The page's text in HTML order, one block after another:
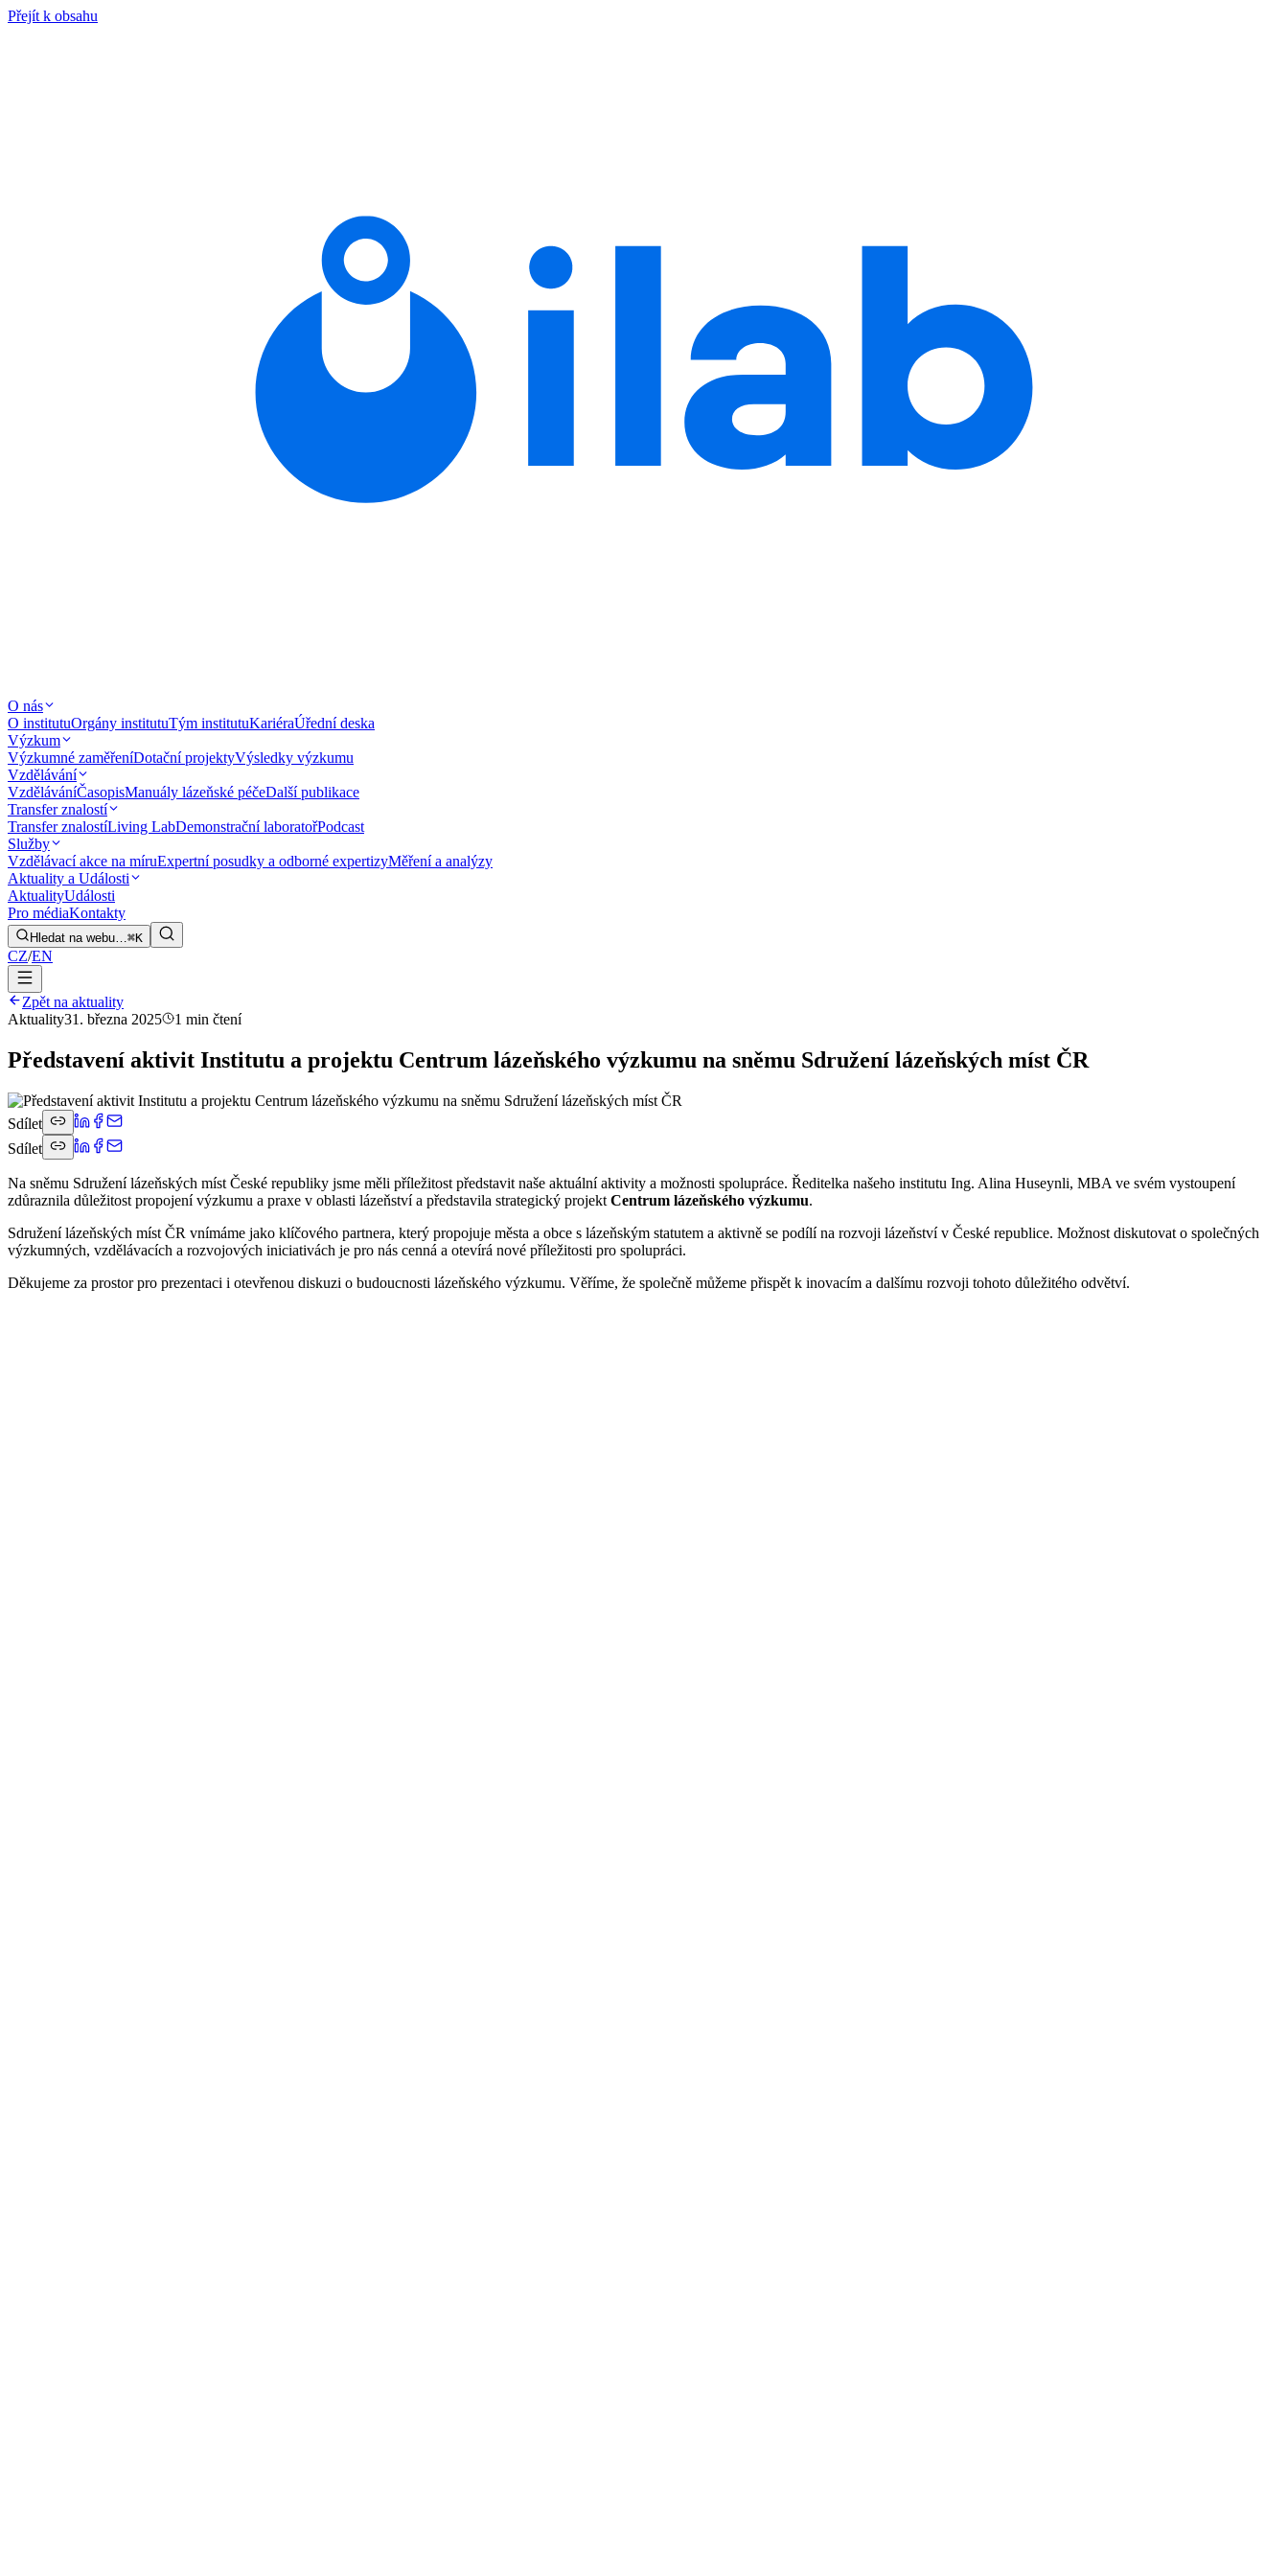
Přejít k obsahu
O nás
O institutuOrgány institutuTým institutuKariéraÚřední deska
Výzkum
Výzkumné zaměřeníDotační projektyVýsledky výzkumu
Vzdělávání
VzděláváníČasopisManuály lázeňské péčeDalší publikace
Transfer znalostí
Transfer znalostíLiving LabDemonstrační laboratořPodcast
Služby
Vzdělávací akce na míruExpertní posudky a odborné expertizyMěření a analýzy
Aktuality a Události
AktualityUdálosti
Pro médiaKontakty
Hledat na webu…⌘K
CZ/EN
Zpět na aktuality
Aktuality31. března 2025 1 min čtení
Představení aktivit Institutu a projektu Centrum lázeňského výzkumu na sněmu Sdružení lázeňských míst ČR
Sdílet
Sdílet
Na sněmu Sdružení lázeňských míst České republiky jsme měli příležitost představit naše aktuální aktivity a možnosti spolupráce. Ředitelka našeho institutu Ing. Alina Huseynli, MBA ve svém vystoupení
zdůraznila důležitost propojení výzkumu a praxe v oblasti lázeňství a představila strategický projekt Centrum lázeňského výzkumu.
Sdružení lázeňských míst ČR vnímáme jako klíčového partnera, který propojuje města a obce s lázeňským statutem a aktivně se podílí na rozvoji lázeňství v České republice. Možnost diskutovat o společných
výzkumných, vzdělávacích a rozvojových iniciativách je pro nás cenná a otevírá nové příležitosti pro spolupráci.
Děkujeme za prostor pro prezentaci i otevřenou diskuzi o budoucnosti lázeňského výzkumu. Věříme, že společně můžeme přispět k inovacím a dalšímu rozvoji tohoto důležitého odvětví.